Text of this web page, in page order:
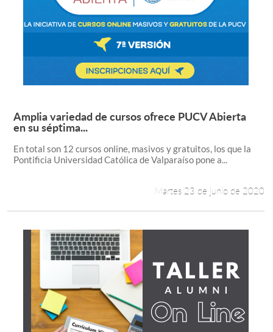
Leer más +
Amplia variedad de cursos ofrece PUCV Abierta
en su séptima...
En total son 12 cursos online, masivos y gratuitos, los que la
Pontificia Universidad Católica de Valparaíso pone a...
Martes 23 de junio de 2020